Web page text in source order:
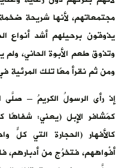
مجتمعاتهم، لأنها شريحة
يذوقون برحيلهم أشد أنواع
وتذوق طعم الأبوة الحاني، ولم
ومن ثم نقرأ معًا تلك المرئية
إذ رأى الرسولُ الكريمُ –
كمَشافر الإبل (يعني:
كالأفهار (الحجارة التي
أفْواههم، فتخرُج من أدبارهم،